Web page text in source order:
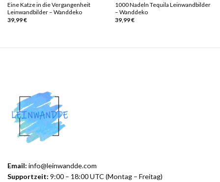
Eine Katze in die Vergangenheit
Leinwandbilder – Wanddeko
39,99€
1000 Nadeln Tequila Leinwandbilder
– Wanddeko
39,99€
Email: info@leinwandde.com
Supportzeit: 9:00 – 18:00 UTC (Montag – Freitag)